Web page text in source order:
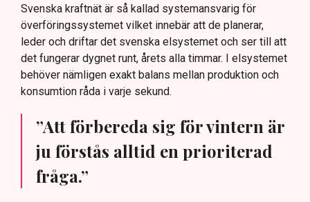
Svenska kraftnät är så kallad systemansvarig för
överföringssystemet vilket innebär att de planerar,
leder och driftar det svenska elsystemet och ser till att
det fungerar dygnet runt, årets alla timmar. I elsystemet
behöver nämligen exakt balans mellan produktion och
konsumtion råda i varje sekund.
”Att förbereda sig för vintern är
ju förstås alltid en prioriterad
fråga.”